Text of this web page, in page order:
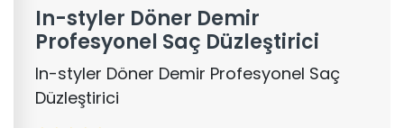
In-styler Döner Demir
Profesyonel Saç Düzleştirici
In-styler Döner Demir Profesyonel Saç
Düzleştirici